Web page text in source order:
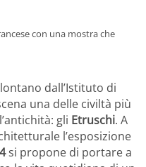
con una mostra che
dall’Istituto di
una delle civiltà più
gli Etruschi. A
l’esposizione
si propone di portare a